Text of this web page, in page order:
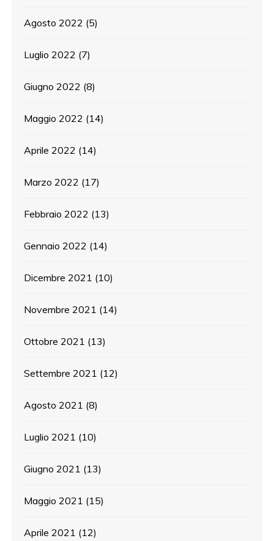
Agosto 2022 (5)
Luglio 2022 (7)
Giugno 2022 (8)
Maggio 2022 (14)
Aprile 2022 (14)
Marzo 2022 (17)
Febbraio 2022 (13)
Gennaio 2022 (14)
Dicembre 2021 (10)
Novembre 2021 (14)
Ottobre 2021 (13)
Settembre 2021 (12)
Agosto 2021 (8)
Luglio 2021 (10)
Giugno 2021 (13)
Maggio 2021 (15)
Aprile 2021 (12)